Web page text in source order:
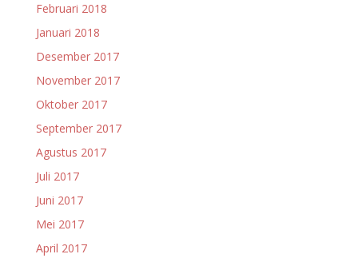
Februari 2018
Januari 2018
Desember 2017
November 2017
Oktober 2017
September 2017
Agustus 2017
Juli 2017
Juni 2017
Mei 2017
April 2017